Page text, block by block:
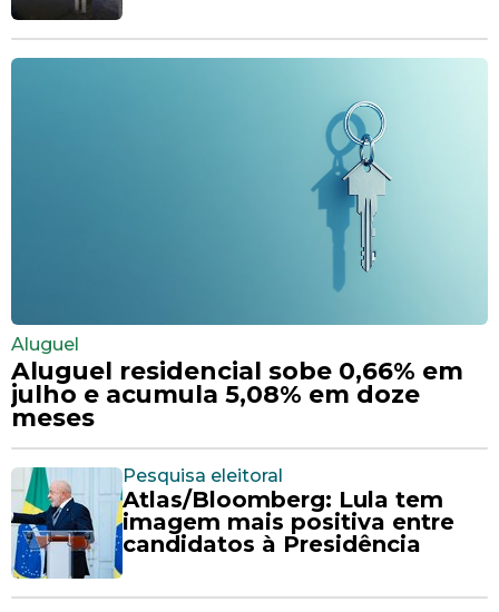
Aluguel
Aluguel residencial sobe 0,66% em
julho e acumula 5,08% em doze
meses
Pesquisa eleitoral
Atlas/Bloomberg: Lula tem
imagem mais positiva entre
candidatos à Presidência